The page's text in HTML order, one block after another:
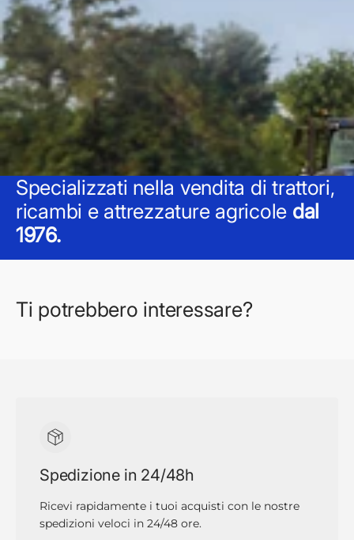
Specializzati nella vendita di trattori,
ricambi e attrezzature agricole dal
1976.
Ti potrebbero interessare?
Spedizione in 24/48h
Ricevi rapidamente i tuoi acquisti con le nostre
spedizioni veloci in 24/48 ore.